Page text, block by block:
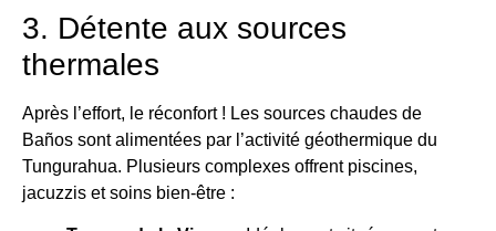
3. Détente aux sources
thermales
Après l’effort, le réconfort ! Les sources chaudes de
Baños sont alimentées par l’activité géothermique du
Tungurahua. Plusieurs complexes offrent piscines,
jacuzzis et soins bien-être :